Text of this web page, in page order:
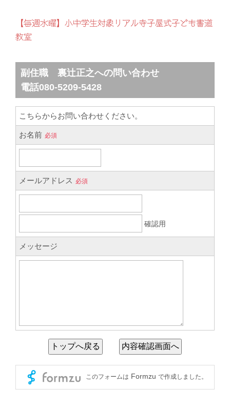
【毎週水曜】小中学生対象リアル寺子屋式子ども書道
教室